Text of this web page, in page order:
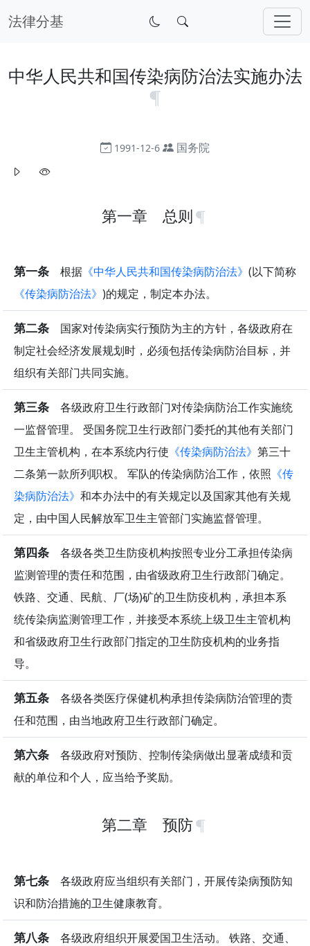
法律分基
中华人民共和国传染病防治法实施办法
1991-12-6 国务院
第一章 总则
第一条 根据 《中华人民共和国传染病防治法》 (以下简称
《传染病防治法》 )的规定，制定本办法。
第二条 国家对传染病实行预防为主的方针，各级政府在
制定社会经济发展规划时，必须包括传染病防治目标，并
组织有关部门共同实施。
第三条 各级政府卫生行政部门对传染病防治工作实施统
一监督管理。 受国务院卫生行政部门委托的其他有关部门
卫生主管机构，在本系统内行使 《传染病防治法》 第三十
二条第一款所列职权。 军队的传染病防治工作，依照 《传
染病防治法》 和本办法中的有关规定以及国家其他有关规
定，由中国人民解放军卫生主管部门实施监督管理。
第四条 各级各类卫生防疫机构按照专业分工承担传染病
监测管理的责任和范围，由省级政府卫生行政部门确定。
铁路、交通、民航、厂(场)矿的卫生防疫机构，承担本系
统传染病监测管理工作，并接受本系统上级卫生主管机构
和省级政府卫生行政部门指定的卫生防疫机构的业务指
导。
第五条 各级各类医疗保健机构承担传染病防治管理的责
任和范围，由当地政府卫生行政部门确定。
第六条 各级政府对预防、控制传染病做出显著成绩和贡
献的单位和个人，应当给予奖励。
第二章 预防
第七条 各级政府应当组织有关部门，开展传染病预防知
识和防治措施的卫生健康教育。
第八条 各级政府组织开展爱国卫生活动。 铁路、交通、